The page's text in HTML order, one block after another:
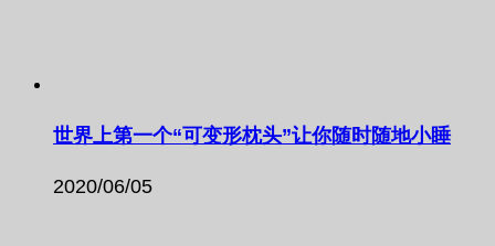
世界上第一个“可变形枕头”让你随时随地小睡
2020/06/05